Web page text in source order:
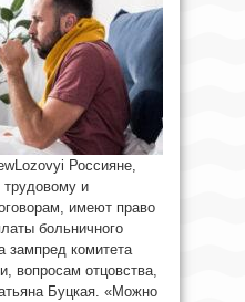
Россияне,
и
имеют право
больничного
зампред комитета
вопросам отцовства,
Буцкая. «Можно